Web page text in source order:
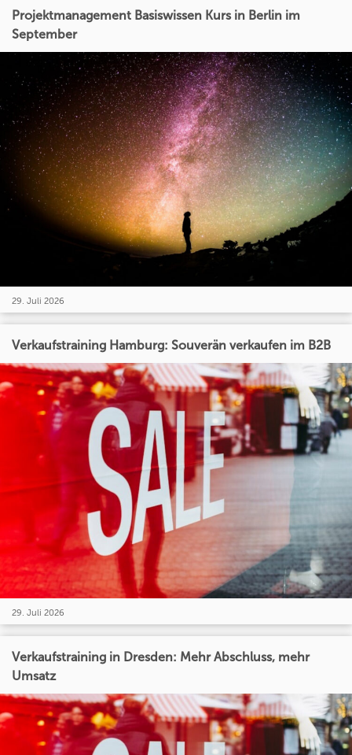
Projektmanagement Basiswissen Kurs in Berlin im
September
29. Juli 2026
Verkaufstraining Hamburg: Souverän verkaufen im B2B
29. Juli 2026
Verkaufstraining in Dresden: Mehr Abschluss, mehr
Umsatz